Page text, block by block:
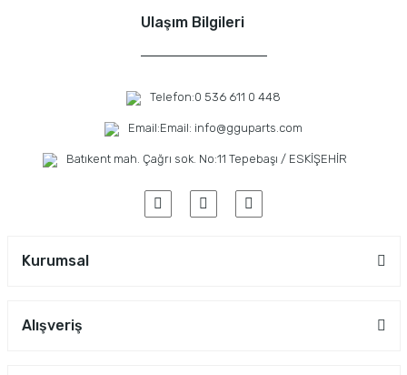
Ulaşım Bilgileri
Telefon:0 536 611 0 448
Email:Email: info@gguparts.com
Batıkent mah. Çağrı sok. No:11 Tepebaşı / ESKİŞEHİR
Kurumsal
Alışveriş